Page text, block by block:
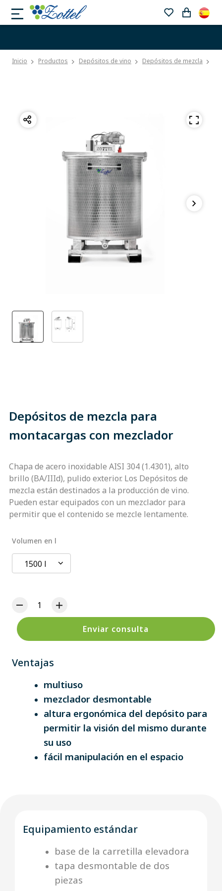
Inicio Productos Depósitos de vino Depósitos de mezcla
Depósitos de mezcla para
montacargas con mezclador
Chapa de acero inoxidable AISI 304 (1.4301), alto
brillo (BA/IIId), pulido exterior. Los Depósitos de
mezcla están destinados a la producción de vino.
Pueden estar equipados con un mezclador para
permitir que el contenido se mezcle lentamente.
Volumen en l
1500 l
Enviar consulta
Ventajas
multiuso
mezclador desmontable
altura ergonómica del depósito para
permitir la visión del mismo durante
su uso
fácil manipulación en el espacio
Equipamiento estándar
base de la carretilla elevadora
tapa desmontable de dos
piezas